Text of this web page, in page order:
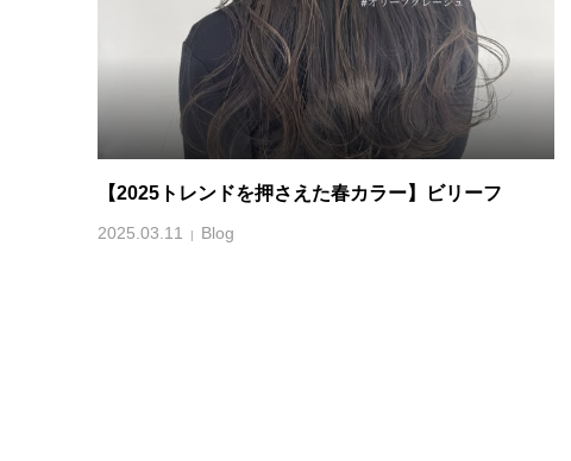
【2025トレンドを押さえた春カラー】ビリーフ
2025.03.11 Blog